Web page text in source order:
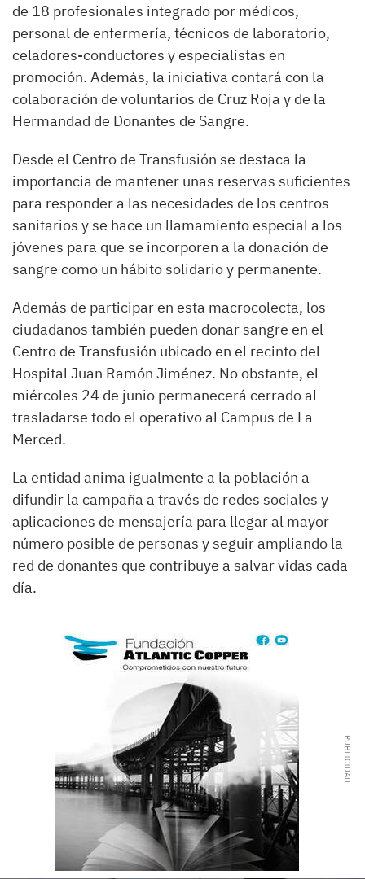
de 18 profesionales integrado por médicos,
personal de enfermería, técnicos de laboratorio,
celadores-conductores y especialistas en
promoción. Además, la iniciativa contará con la
colaboración de voluntarios de Cruz Roja y de la
Hermandad de Donantes de Sangre.
Desde el Centro de Transfusión se destaca la
importancia de mantener unas reservas suficientes
para responder a las necesidades de los centros
sanitarios y se hace un llamamiento especial a los
jóvenes para que se incorporen a la donación de
sangre como un hábito solidario y permanente.
Además de participar en esta macrocolecta, los
ciudadanos también pueden donar sangre en el
Centro de Transfusión ubicado en el recinto del
Hospital Juan Ramón Jiménez. No obstante, el
miércoles 24 de junio permanecerá cerrado al
trasladarse todo el operativo al Campus de La
Merced.
La entidad anima igualmente a la población a
difundir la campaña a través de redes sociales y
aplicaciones de mensajería para llegar al mayor
número posible de personas y seguir ampliando la
red de donantes que contribuye a salvar vidas cada
día.